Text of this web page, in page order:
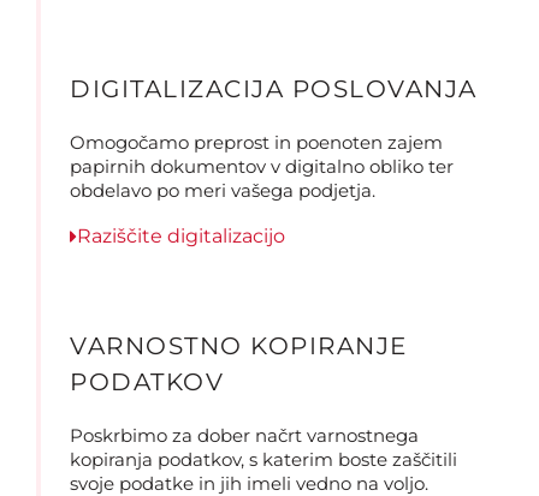
DIGITALIZACIJA POSLOVANJA
Omogočamo preprost in poenoten zajem
papirnih dokumentov v digitalno obliko ter
obdelavo po meri vašega podjetja.
Raziščite digitalizacijo
VARNOSTNO KOPIRANJE
PODATKOV
Poskrbimo za dober načrt varnostnega
kopiranja podatkov, s katerim boste zaščitili
svoje podatke in jih imeli vedno na voljo.